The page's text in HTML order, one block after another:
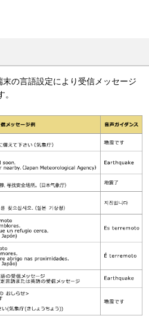
末の言語設定により受信メッセージ